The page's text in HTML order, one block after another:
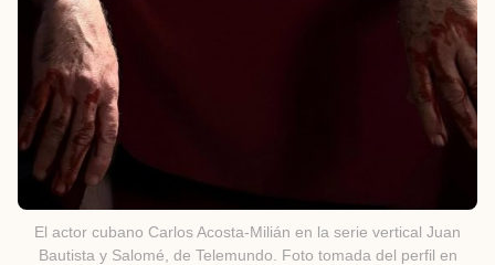
El actor cubano Carlos Acosta-Milián en la serie vertical Juan
Bautista y Salomé, de Telemundo. Foto tomada del perfil en